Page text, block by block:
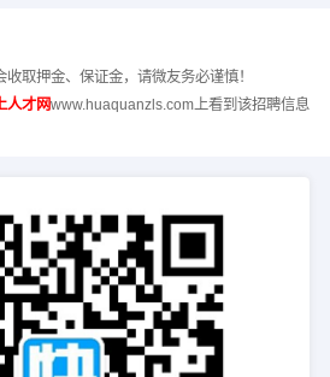
取押金、保证金，请微友务必谨慎！
人才网www.huaquanzls.com上看到该招聘信息